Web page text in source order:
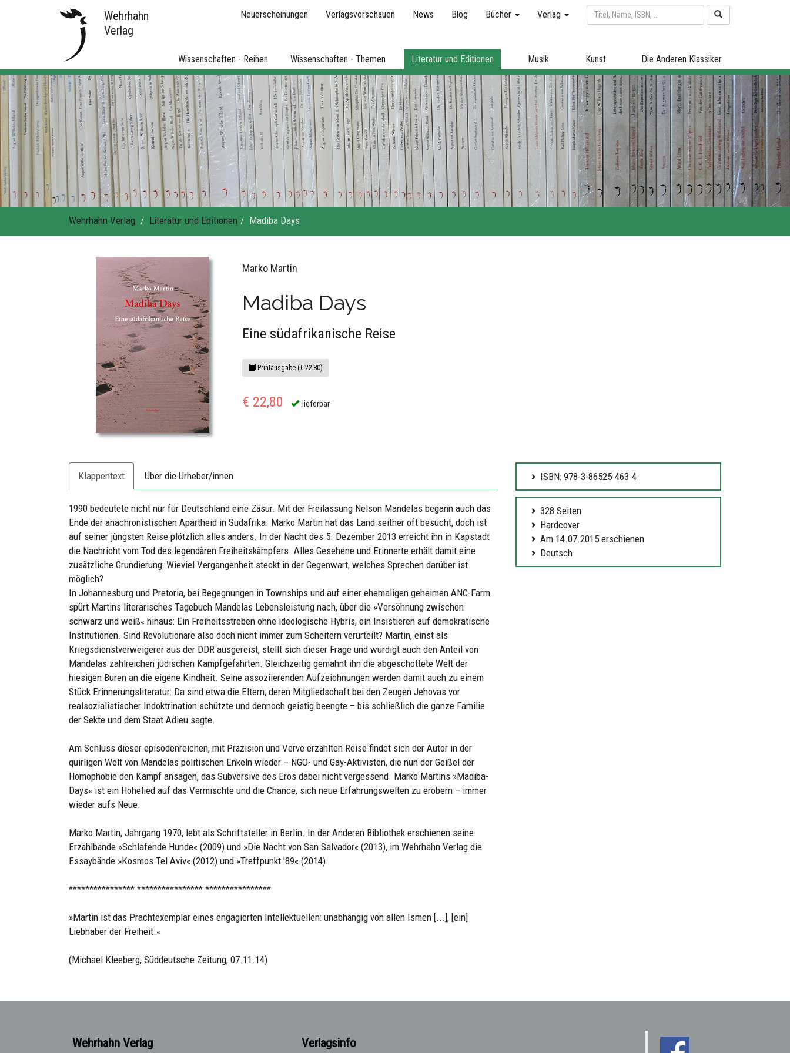
Wehrhahn
Verlag
Neuerscheinungen Verlagsvorschauen News Blog Bücher Verlag
Wissenschaften - Reihen Wissenschaften - Themen Literatur und Editionen Musik Kunst Die Anderen Klassiker
Wehrhahn Verlag Literatur und Editionen Madiba Days
Marko Martin
Madiba Days
Eine südafrikanische Reise
Printausgabe (€ 22,80)
€ 22,80 lieferbar
Klappentext Über die Urheber/innen
1990 bedeutete nicht nur für Deutschland eine Zäsur. Mit der Freilassung Nelson Mandelas begann auch das
Ende der anachronistischen Apartheid in Südafrika. Marko Martin hat das Land seither oft besucht, doch ist
auf seiner jüngsten Reise plötzlich alles anders. In der Nacht des 5. Dezember 2013 erreicht ihn in Kapstadt
die Nachricht vom Tod des legendären Freiheitskämpfers. Alles Gesehene und Erinnerte erhält damit eine
zusätzliche Grundierung: Wieviel Vergangenheit steckt in der Gegenwart, welches Sprechen darüber ist
möglich?
In Johannesburg und Pretoria, bei Begegnungen in Townships und auf einer ehemaligen geheimen ANC-Farm
spürt Martins literarisches Tagebuch Mandelas Lebensleistung nach, über die »Versöhnung zwischen
schwarz und weiß« hinaus: Ein Freiheitsstreben ohne ideologische Hybris, ein Insistieren auf demokratische
Institutionen. Sind Revolutionäre also doch nicht immer zum Scheitern verurteilt? Martin, einst als
Kriegsdienstverweigerer aus der DDR ausgereist, stellt sich dieser Frage und würdigt auch den Anteil von
Mandelas zahlreichen jüdischen Kampfgefährten. Gleichzeitig gemahnt ihn die abgeschottete Welt der
hiesigen Buren an die eigene Kindheit. Seine assoziierenden Aufzeichnungen werden damit auch zu einem
Stück Erinnerungsliteratur: Da sind etwa die Eltern, deren Mitgliedschaft bei den Zeugen Jehovas vor
realsozialistischer Indoktrination schützte und dennoch geistig beengte – bis schließlich die ganze Familie
der Sekte und dem Staat Adieu sagte.
Am Schluss dieser episodenreichen, mit Präzision und Verve erzählten Reise findet sich der Autor in der
quirligen Welt von Mandelas politischen Enkeln wieder – NGO- und Gay-Aktivisten, die nun der Geißel der
Homophobie den Kampf ansagen, das Subversive des Eros dabei nicht vergessend. Marko Martins »Madiba-
Days« ist ein Hohelied auf das Vermischte und die Chance, sich neue Erfahrungswelten zu erobern – immer
wieder aufs Neue.
Marko Martin, Jahrgang 1970, lebt als Schriftsteller in Berlin. In der Anderen Bibliothek erschienen seine
Erzählbände »Schlafende Hunde« (2009) und »Die Nacht von San Salvador« (2013), im Wehrhahn Verlag die
Essaybände »Kosmos Tel Aviv« (2012) und »Treffpunkt '89« (2014).
**************** **************** ****************
»Martin ist das Prachtexemplar eines engagierten Intellektuellen: unabhängig von allen Ismen [...], [ein]
Liebhaber der Freiheit.«
(Michael Kleeberg, Süddeutsche Zeitung, 07.11.14)
ISBN: 978-3-86525-463-4
328 Seiten
Hardcover
Am 14.07.2015 erschienen
Deutsch
Wehrhahn Verlag Verlagsinfo